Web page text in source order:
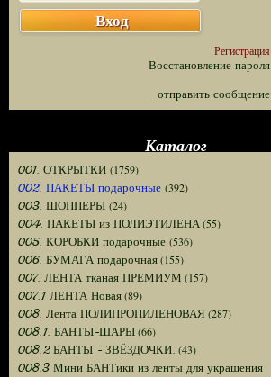
Вход
Регистрация
Восстановление пароля
отправить сообщение
Каталог
001. ОТКРЫТКИ (1759)
002. ПАКЕТЫ подарочные (392)
003. ШОППЕРЫ (24)
004. ПАКЕТЫ из ПОЛИЭТИЛЕНА(55)
005. КОРОБКИ подарочные (536)
006. БУМАГА подарочная(155)
007. ЛЕНТА тканая ПРЕМИУМ (157)
007.1 ЛЕНТА Новая(89)
008. Лента ПОЛИПРОПИЛЕНОВАЯ (287)
008.1. БАНТЫ-ШАРЫ(66)
008.2 БАНТЫ - ЗВЁЗДОЧКИ. (43)
008.3 Мини БАНТики из ленты для украшения